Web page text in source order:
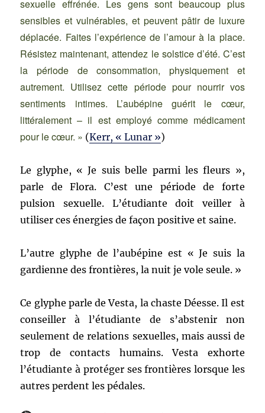
sexuelle effrénée. Les gens sont beaucoup plus
sensibles et vulnérables, et peuvent pâtir de luxure
déplacée. Faites l’expérience de l’amour à la place.
Résistez maintenant, attendez le solstice d’été. C’est
la période de consommation, physiquement et
autrement. Utilisez cette période pour nourrir vos
sentiments intimes. L’aubépine guérit le cœur,
littéralement – il est employé comme médicament
pour le cœur. » (Kerr, « Lunar »)
Le glyphe, « Je suis belle parmi les fleurs »,
parle de Flora. C’est une période de forte
pulsion sexuelle. L’étudiante doit veiller à
utiliser ces énergies de façon positive et saine.
L’autre glyphe de l’aubépine est « Je suis la
gardienne des frontières, la nuit je vole seule. »
Ce glyphe parle de Vesta, la chaste Déesse. Il est
conseiller à l’étudiante de s’abstenir non
seulement de relations sexuelles, mais aussi de
trop de contacts humains. Vesta exhorte
l’étudiante à protéger ses frontières lorsque les
autres perdent les pédales.